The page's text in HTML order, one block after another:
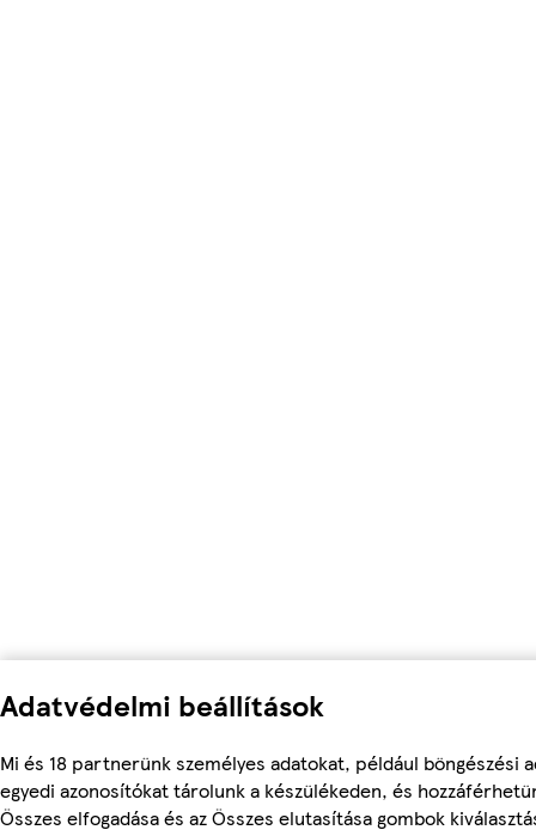
Adatvédelmi beállítások
Mi és 18 partnerünk személyes adatokat, például böngészési
egyedi azonosítókat tárolunk a készülékeden, és
Összes elfogadása és az Összes elutasítása gombok